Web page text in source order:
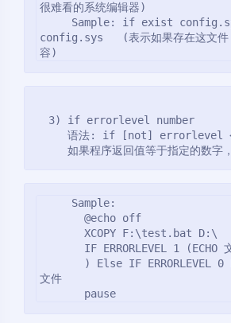
很难看的系统编辑器)
config.sys   (表示如果存在这文件
容)
  3) if errorlevel number
语法: if [not] errorlevel <
如果程序返回值等于指定的数字
     Sample:
       @echo off
       XCOPY F:\test.bat D:\
IF ERRORLEVEL 1 (ECHO
文件
       pause